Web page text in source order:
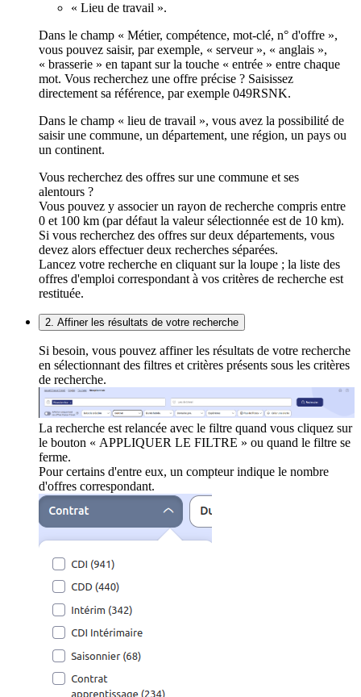
« Lieu de travail ».
Dans le champ « Métier, compétence, mot-clé, n° d'offre »,
vous pouvez saisir, par exemple, « serveur », « anglais »,
« brasserie » en tapant sur la touche « entrée » entre chaque
mot. Vous recherchez une offre précise ? Saisissez
directement sa référence, par exemple 049RSNK.
Dans le champ « lieu de travail », vous avez la possibilité de
saisir une commune, un département, une région, un pays ou
un continent.
Vous recherchez des offres sur une commune et ses
alentours ?
Vous pouvez y associer un rayon de recherche compris entre
0 et 100 km (par défaut la valeur sélectionnée est de 10 km).
Si vous recherchez des offres sur deux départements, vous
devez alors effectuer deux recherches séparées.
Lancez votre recherche en cliquant sur la loupe ; la liste des
offres d'emploi correspondant à vos critères de recherche est
restituée.
2. Affiner les résultats de votre recherche
Si besoin, vous pouvez affiner les résultats de votre recherche
en sélectionnant des filtres et critères présents sous les critères
de recherche.
La recherche est relancée avec le filtre quand vous cliquez sur
le bouton « APPLIQUER LE FILTRE » ou quand le filtre se
ferme.
Pour certains d'entre eux, un compteur indique le nombre
d'offres correspondant.